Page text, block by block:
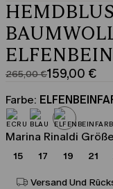
265,00 €
Ursprünglicher
Preis
265,00
€
159,00 €
Aktueller
Preis
159,00
€
Farbe:
Marina Rinaldi Größe
15 17 19 21
Versand Und